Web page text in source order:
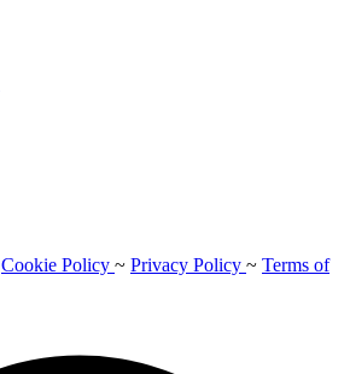
Cookie Policy ~ Privacy Policy ~ Terms of